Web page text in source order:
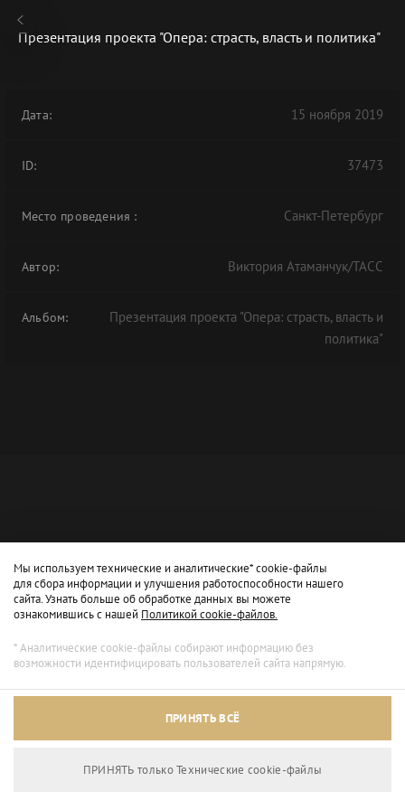
В АРХИВЕ
Архивный режим
Презентация проекта "Опера: страсть, власть и политика"
Дата: 15 ноября 2019
ID: 37473
Место проведения : Санкт-Петербург
Автор: Виктория Атаманчук/ТАСС
Альбом:
Презентация проекта "Опера: страсть, власть и
политика"
Мы используем технические и аналитические* cookie-файлы
для сбора информации и улучшения работоспособности нашего
сайта. Узнать больше об обработке данных вы можете
ознакомившись с нашей Политикой cookie-файлов.
* Аналитические cookie-файлы собирают информацию без
возможности идентифицировать пользователей сайта напрямую.
ПРИНЯТЬ ВСЁ
ПРИНЯТЬ только Технические сookie-файлы